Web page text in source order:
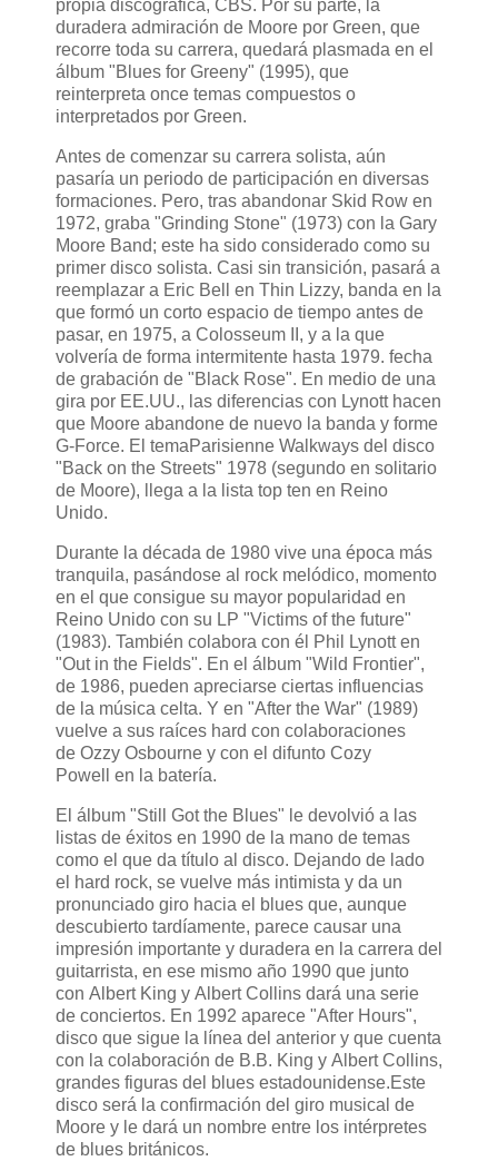
propia discográfica, CBS. Por su parte, la
duradera admiración de Moore por Green, que
recorre toda su carrera, quedará plasmada en el
álbum "Blues for Greeny" (1995), que
reinterpreta once temas compuestos o
interpretados por Green.
Antes de comenzar su carrera solista, aún
pasaría un periodo de participación en diversas
formaciones. Pero, tras abandonar Skid Row en
1972, graba "Grinding Stone" (1973) con la Gary
Moore Band; este ha sido considerado como su
primer disco solista. Casi sin transición, pasará a
reemplazar a Eric Bell en Thin Lizzy, banda en la
que formó un corto espacio de tiempo antes de
pasar, en 1975, a Colosseum II, y a la que
volvería de forma intermitente hasta 1979. fecha
de grabación de "Black Rose". En medio de una
gira por EE.UU., las diferencias con Lynott hacen
que Moore abandone de nuevo la banda y forme
G-Force. El temaParisienne Walkways del disco
"Back on the Streets" 1978 (segundo en solitario
de Moore), llega a la lista top ten en Reino
Unido.
Durante la década de 1980 vive una época más
tranquila, pasándose al rock melódico, momento
en el que consigue su mayor popularidad en
Reino Unido con su LP "Victims of the future"
(1983). También colabora con él Phil Lynott en
"Out in the Fields". En el álbum "Wild Frontier",
de 1986, pueden apreciarse ciertas influencias
de la música celta. Y en "After the War" (1989)
vuelve a sus raíces hard con colaboraciones
de Ozzy Osbourne y con el difunto Cozy
Powell en la batería.
El álbum "Still Got the Blues" le devolvió a las
listas de éxitos en 1990 de la mano de temas
como el que da título al disco. Dejando de lado
el hard rock, se vuelve más intimista y da un
pronunciado giro hacia el blues que, aunque
descubierto tardíamente, parece causar una
impresión importante y duradera en la carrera del
guitarrista, en ese mismo año 1990 que junto
con Albert King y Albert Collins dará una serie
de conciertos. En 1992 aparece "After Hours",
disco que sigue la línea del anterior y que cuenta
con la colaboración de B.B. King y Albert Collins,
grandes figuras del blues estadounidense.Este
disco será la confirmación del giro musical de
Moore y le dará un nombre entre los intérpretes
de blues británicos.